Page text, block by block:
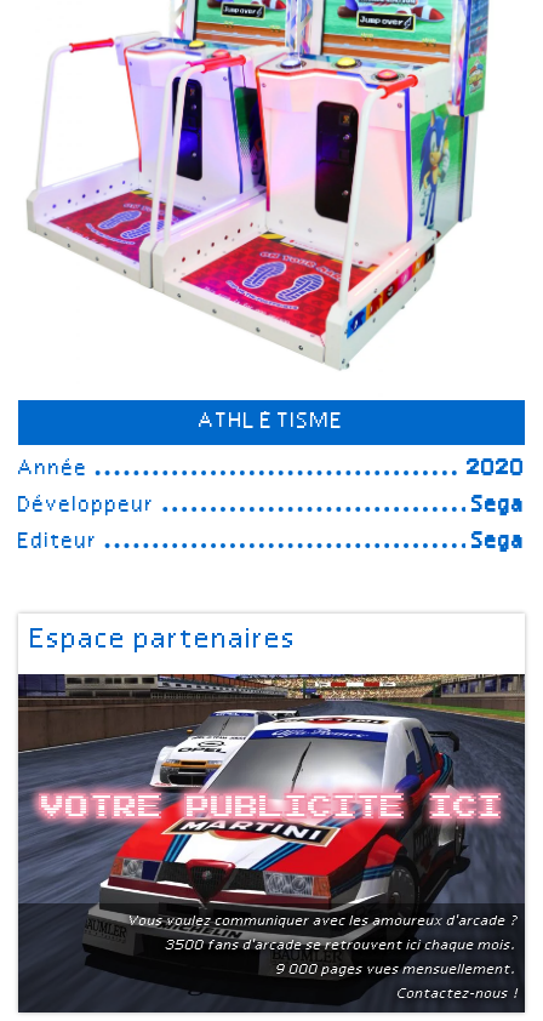
ATHLÉTISME
Année
2020
Développeur
Sega
Editeur
Sega
Espace partenaires
Votre publicite ici
Vous voulez communiquer avec les amoureux d'arcade ?
3500 fans d'arcade se retrouvent ici chaque mois.
9 000 pages vues mensuellement.
Contactez-nous !